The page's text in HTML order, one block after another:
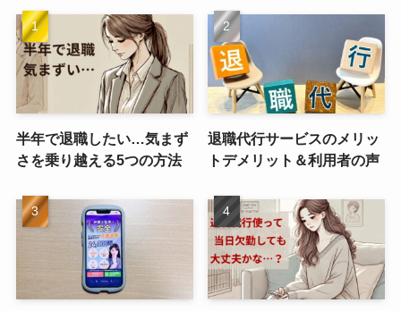
半年で退職したい…気まず
さを乗り越える5つの方法
退職代行サービスのメリッ
トデメリット＆利用者の声